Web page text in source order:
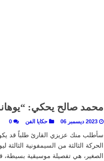
محمد صالح يحكي:
2023 ديسمبر 06 حكايا الفن 0
سأطلب منك عزيزي القارئ طلباً قد
الصغير، هي تفصيلة موسيقية بسيطة،